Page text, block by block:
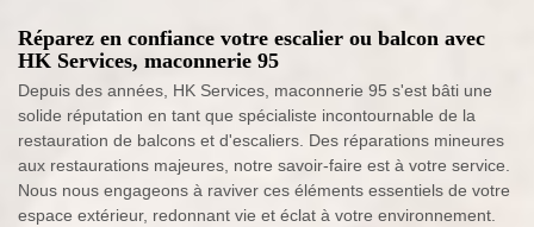
Réparez en confiance votre escalier ou balcon avec
HK Services, maconnerie 95
Depuis des années, HK Services, maconnerie 95 s'est bâti une
solide réputation en tant que spécialiste incontournable de la
restauration de balcons et d'escaliers. Des réparations mineures
aux restaurations majeures, notre savoir-faire est à votre service.
Nous nous engageons à raviver ces éléments essentiels de votre
espace extérieur, redonnant vie et éclat à votre environnement.